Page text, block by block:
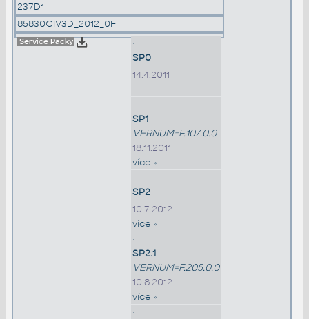
237D1
85830CIV3D_2012_0F
Service Packy
•
SP0
14.4.2011
•
SP1
VERNUM=F.107.0.0
18.11.2011
více »
•
SP2
10.7.2012
více »
•
SP2.1
VERNUM=F.205.0.0
10.8.2012
více »
•